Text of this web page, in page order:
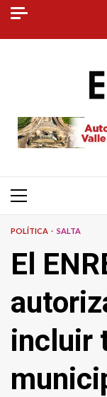
Skip
content
Primary
POLÍTICA SALTA
El
incluir